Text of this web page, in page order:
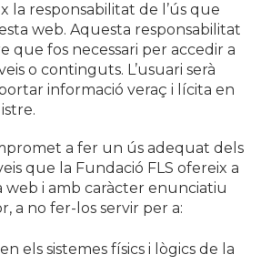
la responsabilitat de l’ús que
web. Aquesta responsabilitat
que fos necessari per accedir a
o continguts. L’usuari serà
informació veraç i lícita en
a fer un ús adequat dels
que la Fundació FLS ofereix a
web i amb caràcter enunciatiu
a no fer-los servir per a:
els sistemes físics i lògics de la